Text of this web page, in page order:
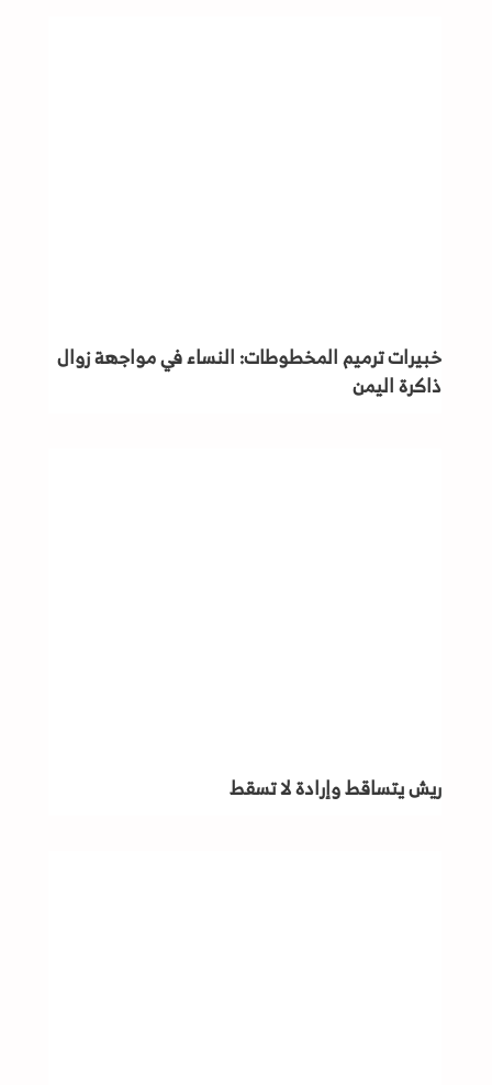
خبيرات ترميم المخطوطات: النساء في مواجهة زوال
ذاكرة اليمن
ريش يتساقط وإرادة لا تسقط